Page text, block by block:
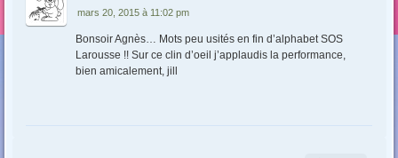
mars 20, 2015 à 11:02 pm
Bonsoir Agnès… Mots peu usités en fin d’alphabet SOS
Larousse !! Sur ce clin d’oeil j’applaudis la performance,
bien amicalement, jill